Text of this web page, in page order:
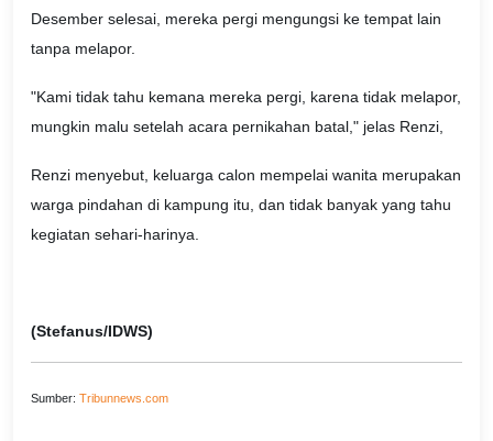
Desember selesai, mereka pergi mengungsi ke tempat lain
tanpa melapor.
"Kami tidak tahu kemana mereka pergi, karena tidak melapor,
mungkin malu setelah acara pernikahan batal," jelas Renzi,
Renzi menyebut, keluarga calon mempelai wanita merupakan
warga pindahan di kampung itu, dan tidak banyak yang tahu
kegiatan sehari-harinya.
(Stefanus/IDWS)
Sumber: Tribunnews.com